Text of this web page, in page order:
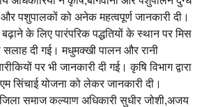
पशुपालकों को अनेक महत्वपूर्ण जानकारी दी।
के लिए पारंपरिक पद्धतियों के स्थान पर मिस
दी गई। मधुमक्खी पालन और रानी
पर भी जानकारी दी गई। कृषि विभाग द्वारा
सिंचाई योजना को लेकर जानकारी दी।
समाज कल्याण अधिकारी सुधीर जोशी,अजय